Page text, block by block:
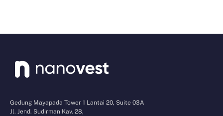
Gedung Mayapada Tower 1 Lantai 20, Suite 03A
Jl. Jend. Sudirman Kav. 28,